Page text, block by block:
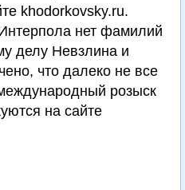
khodorkovsky.ru.
нет фамилий
делу Невзлина и
что далеко не все
розыск
на сайте